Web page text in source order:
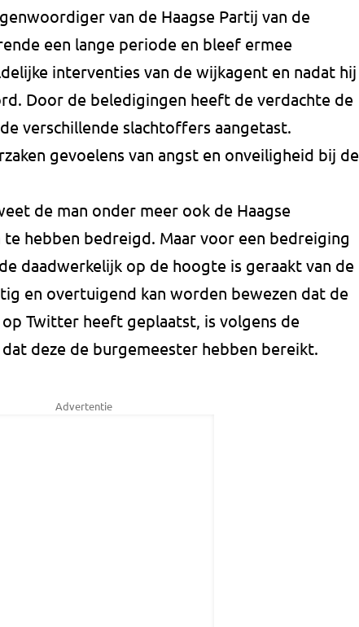
van de Haagse Partij van de
een lange periode en bleef ermee
interventies van de wijkagent en nadat hij
Door de beledigingen heeft de verdachte de
verschillende slachtoffers aangetast.
gevoelens van angst en onveiligheid bij de
de man onder meer ook de Haagse
hebben bedreigd. Maar voor een bedreiging
daadwerkelijk op de hoogte is geraakt van de
en overtuigend kan worden bewezen dat de
Twitter heeft geplaatst, is volgens de
deze de burgemeester hebben bereikt.
Advertentie